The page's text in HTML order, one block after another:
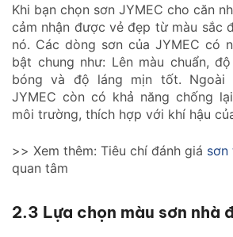
Khi bạn chọn sơn JYMEC cho căn
cảm nhận được vẻ đẹp từ màu sắc
nó. Các dòng sơn của JYMEC có
bật chung như: Lên màu chuẩn,
bóng và độ láng mịn tốt. Ngoài
JYMEC còn có khả năng chống
môi trường, thích hợp với khí hậu
>> Xem thêm: Tiêu chí đánh giá sơn
quan tâm
2.3 Lựa chọn màu sơn nhà